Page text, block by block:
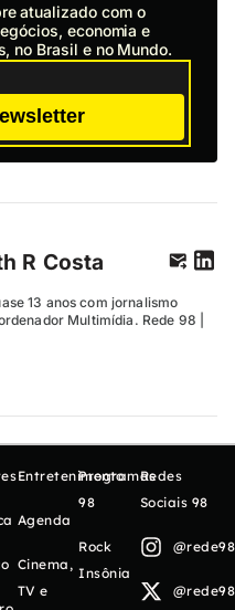
atualizado com o
economia e
no Brasil e no Mundo.
R Costa
13 anos com jornalismo
Multimídia. Rede 98 |
Entretenimento
Agenda
Cinema,
TV e
Programas
98
Rock
Insônia
Redes
Sociais 98